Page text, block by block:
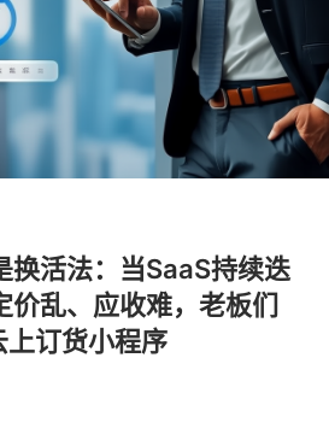
换活法：当SaaS持续迭
价乱、应收难，老板们
订货小程序